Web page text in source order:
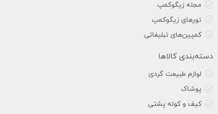
مجله زیگوکمپ
تورهای زیگوکمپ
کمپین‌های تبلیغاتی
دسته‌بندی کالاها
لوازم طبیعت گردی
پوشاک
کیف و کوله پشتی